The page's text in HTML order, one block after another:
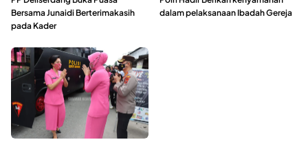
Bersama Junaidi Berterimakasih
pada Kader
dalam pelaksanaan Ibadah Gereja